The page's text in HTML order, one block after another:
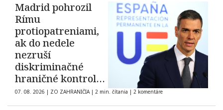
Madrid pohrozil
Rímu
protiopatreniami,
ak do nedele
nezruší
diskriminačné
hraničné kontroly
španielskych
občanov
07. 08. 2026 | ZO ZAHRANIČIA | 2 min. čítania | 2 komentáre